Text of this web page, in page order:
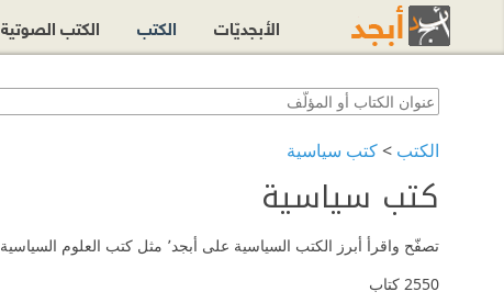
الكتب >كتب سياسية
كتب سياسية
تصفّح واقرأ أبرز الكتب السياسية على أبجد٬ مثل كتب العلوم السياسية وكتب الاستشراق وكتب السياسة العربية والدولية وكتب الفكر السياسي وغيرها.
2550 كتاب
الأبجديّات الكتب الكتب الصوتية